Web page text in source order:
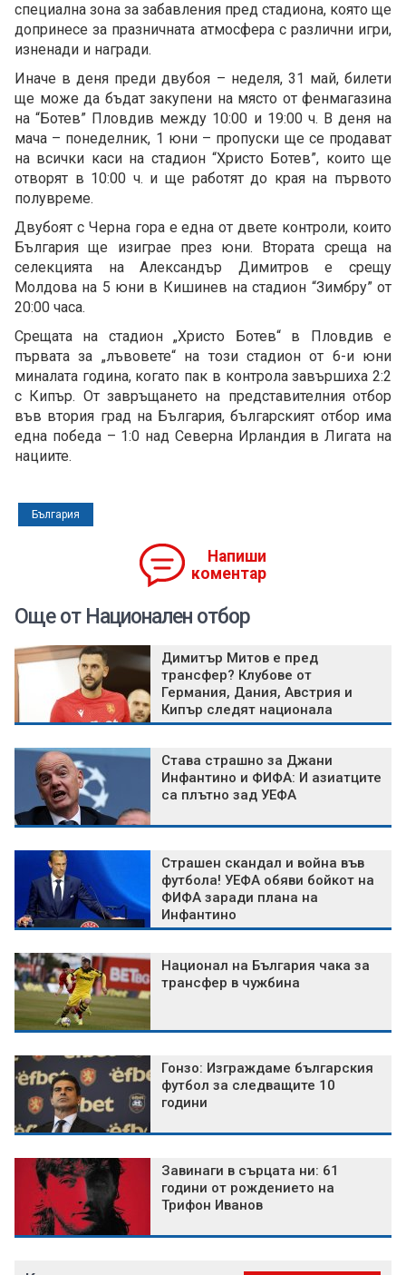
специална зона за забавления пред стадиона, която ще
допринесе за празничната атмосфера с различни игри,
изненади и награди.
Иначе в деня преди двубоя – неделя, 31 май, билети
ще може да бъдат закупени на място от фенмагазина
на “Ботев” Пловдив между 10:00 и 19:00 ч. В деня на
мача – понеделник, 1 юни – пропуски ще се продават
на всички каси на стадион “Христо Ботев”, които ще
отворят в 10:00 ч. и ще работят до края на първото
полувреме.
Двубоят с Черна гора е една от двете контроли, които
България ще изиграе през юни. Втората среща на
селекцията на Александър Димитров е срещу
Молдова на 5 юни в Кишинев на стадион “Зимбру” от
20:00 часа.
Срещата на стадион „Христо Ботев“ в Пловдив е
първата за „лъвовете“ на този стадион от 6-и юни
миналата година, когато пак в контрола завършиха 2:2
с Кипър. От завръщането на представителния отбор
във втория град на България, българският отбор има
една победа – 1:0 над Северна Ирландия в Лигата на
нациите.
България
Напиши
коментар
Още от Национален отбор
Димитър Митов е пред
трансфер? Клубове от
Германия, Дания, Австрия и
Кипър следят национала
Става страшно за Джани
Инфантино и ФИФА: И азиатците
са плътно зад УЕФА
Страшен скандал и война във
футбола! УЕФА обяви бойкот на
ФИФА заради плана на
Инфантино
Национал на България чака за
трансфер в чужбина
Гонзо: Изграждаме българския
футбол за следващите 10
години
Завинаги в сърцата ни: 61
години от рождението на
Трифон Иванов